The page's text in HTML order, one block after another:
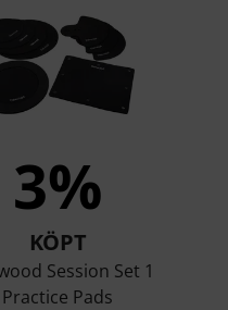
3%
KÖPT
Session Set 1
Practice Pads